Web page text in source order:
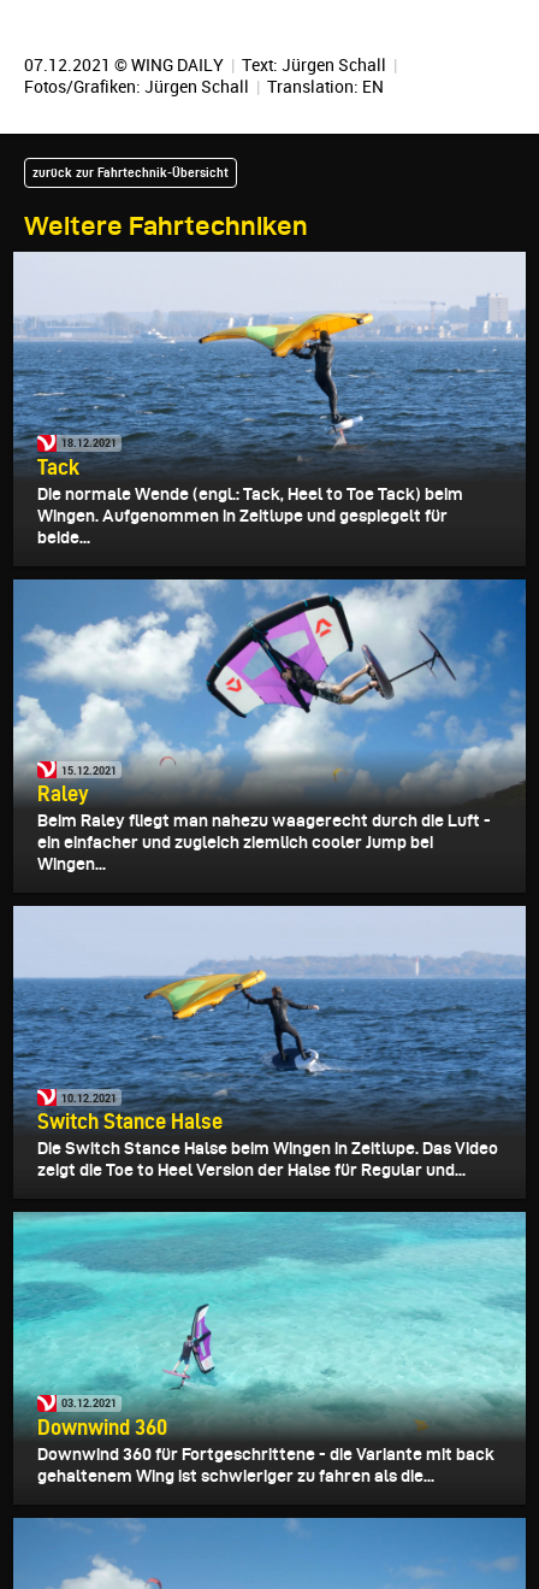
07.12.2021 © WING DAILY | Text: Jürgen Schall |
Fotos/Grafiken: Jürgen Schall | Translation: EN
Weitere Fahrtechniken
zurück zur Fahrtechnik-Übersicht
18.12.2021
Tack
Die normale Wende (engl.: Tack, Heel to Toe Tack) beim
Wingen. Aufgenommen in Zeitlupe und gespiegelt für
beide...
15.12.2021
Raley
Beim Raley fliegt man nahezu waagerecht durch die Luft -
ein einfacher und zugleich ziemlich cooler Jump bei
Wingen...
10.12.2021
Switch Stance Halse
Die Switch Stance Halse beim Wingen in Zeitlupe. Das Video
zeigt die Toe to Heel Version der Halse für Regular und...
03.12.2021
Downwind 360
Downwind 360 für Fortgeschrittene - die Variante mit back
gehaltenem Wing ist schwieriger zu fahren als die...